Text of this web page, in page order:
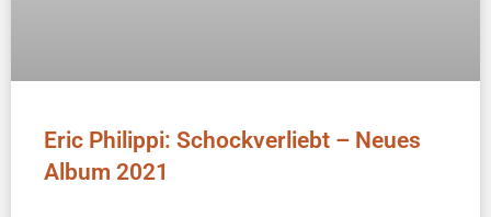
Eric Philippi: Schockverliebt – Neues
Album 2021